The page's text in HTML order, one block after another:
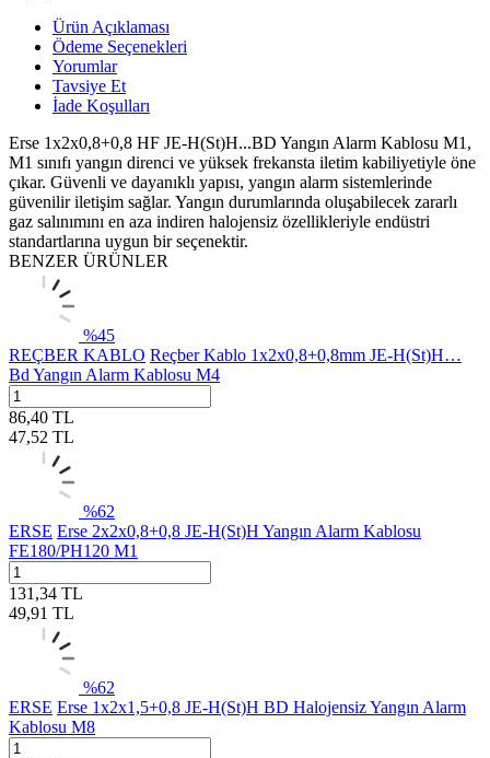
Ürün Açıklaması
Ödeme Seçenekleri
Yorumlar
Tavsiye Et
İade Koşulları
Erse 1x2x0,8+0,8 HF JE-H(St)H...BD Yangın Alarm Kablosu M1,
M1 sınıfı yangın direnci ve yüksek frekansta iletim kabiliyetiyle öne
çıkar. Güvenli ve dayanıklı yapısı, yangın alarm sistemlerinde
güvenilir iletişim sağlar. Yangın durumlarında oluşabilecek zararlı
gaz salınımını en aza indiren halojensiz özellikleriyle endüstri
standartlarına uygun bir seçenektir.
BENZER ÜRÜNLER
%45
REÇBER KABLO Reçber Kablo 1x2x0,8+0,8mm JE-H(St)H…
Bd Yangın Alarm Kablosu M4
86,40 TL
47,52 TL
%62
ERSE Erse 2x2x0,8+0,8 JE-H(St)H Yangın Alarm Kablosu
FE180/PH120 M1
131,34 TL
49,91 TL
%62
ERSE Erse 1x2x1,5+0,8 JE-H(St)H BD Halojensiz Yangın Alarm
Kablosu M8